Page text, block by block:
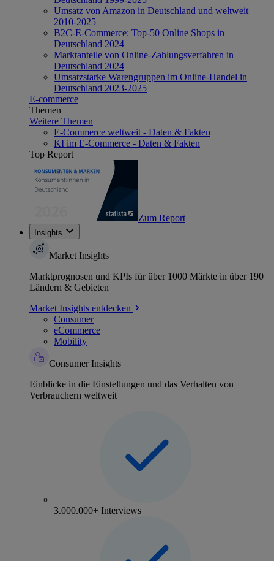
Umsatz von Amazon in Deutschland und weltweit
2010-2025
B2C-E-Commerce: Top-50 Online Shops in
Deutschland 2024
Marktanteile von Online-Zahlungsverfahren in
Deutschland 2024
Umsatzstarke Warengruppen im Online-Handel in
Deutschland 2023-2025
E-commerce
Themen
Weitere Themen
E-Commerce weltweit - Daten & Fakten
KI im E-Commerce - Daten & Fakten
Top Report
Zum Report
Insights
Market Insights
Marktprognosen und KPIs für über 1000 Märkte in über 190
Ländern & Gebieten
Market Insights entdecken
Consumer
eCommerce
Mobility
Consumer Insights
Einblicke in die Einstellungen und das Verhalten von
Verbrauchern weltweit
3.000.000+ Interviews